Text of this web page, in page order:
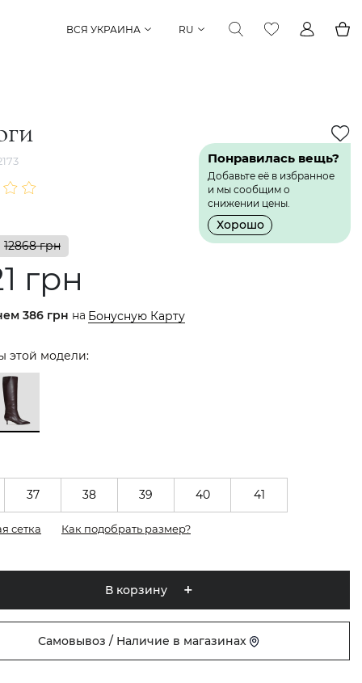
ВСЯ УКРАИНА RU
Понравилась вещь?
Добавьте её в избранное
и мы сообщим о
снижении цены.
Хорошо
12868 грн
грн
386 грн на Бонусную Карту
этой модели:
37 38 39 40 41
сетка Как подобрать размер?
В корзину
Самовывоз / Наличие в магазинах